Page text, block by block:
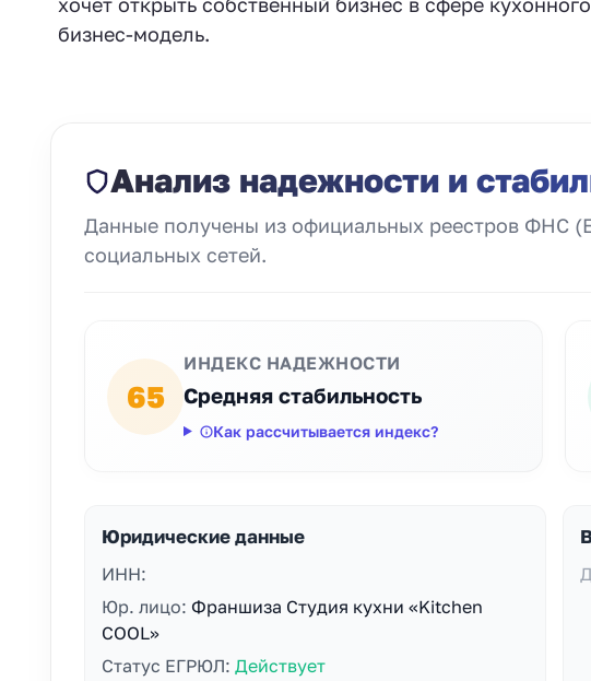
бизнес-модель.
Анализ надежности и
Данные получены из официальных реестров ФНС
социальных сетей.
65
ИНДЕКС НАДЕЖНОСТИ
Средняя стабильность
Как рассчитывается индекс?
Юридические данные
ИНН:
Юр. лицо: Франшиза Студия кухни «Kitchen
COOL»
Статус ЕГРЮЛ: Действует